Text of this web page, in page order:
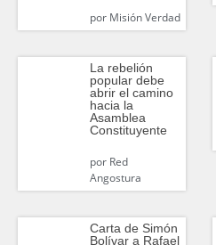
porMisión Verdad
La rebelión
popular debe
abrir el camino
hacia la
Asamblea
Constituyente
porRed
Angostura
Carta de Simón
Bolívar a Rafael